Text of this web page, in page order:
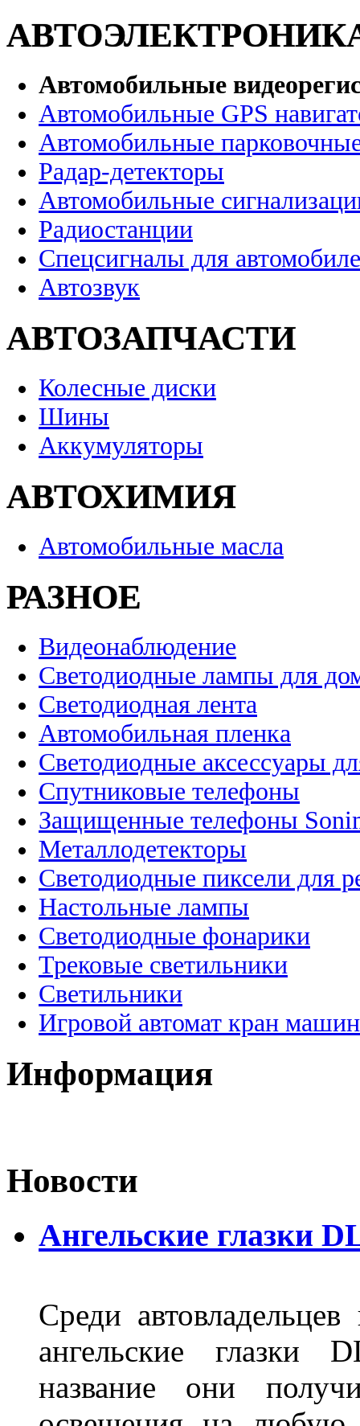
Автомобильные
Автомобильные GPS
Автомобильные
Радар-детекторы
Автомобильные
Радиостанции
Спецсигналы для
Автозвук
АВТОЗАПЧАСТИ
Колесные диски
Шины
Аккумуляторы
АВТОХИМИЯ
Автомобильные масла
РАЗНОЕ
Видеонаблюдение
Светодиодные лампы для
Светодиодная лента
Автомобильная пленка
Светодиодные аксессуары
Спутниковые телефоны
Защищенные телефоны
Металлодетекторы
Светодиодные пиксели для
Настольные лампы
Светодиодные фонарики
Трековые светильники
Светильники
Игровой автомат кран
Информация
Новости
Ангельские глазки
Среди
ангельские глазки
название они